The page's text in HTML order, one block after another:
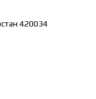
420034